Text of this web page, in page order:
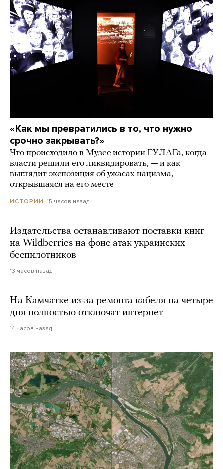
«Как мы превратились в то, что нужно
срочно закрывать?»
Что происходило в Музее истории ГУЛАГа, когда
власти решили его ликвидировать, — и как
выглядит экспозиция об ужасах нацизма,
открывшаяся на его месте
ИСТОРИИ 15 часов назад
Издательства останавливают поставки книг
на Wildberries на фоне атак украинских
беспилотников
13 часов назад
На Камчатке из-за ремонта кабеля на четыре
дня полностью отключат интернет
14 часов назад